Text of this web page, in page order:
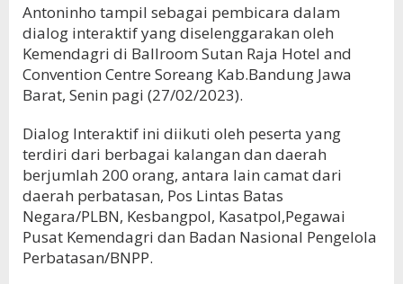
Antoninho tampil sebagai pembicara dalam
dialog interaktif yang diselenggarakan oleh
Kemendagri di Ballroom Sutan Raja Hotel and
Convention Centre Soreang Kab.Bandung Jawa
Barat, Senin pagi (27/02/2023).
Dialog Interaktif ini diikuti oleh peserta yang
terdiri dari berbagai kalangan dan daerah
berjumlah 200 orang, antara lain camat dari
daerah perbatasan, Pos Lintas Batas
Negara/PLBN, Kesbangpol, Kasatpol,Pegawai
Pusat Kemendagri dan Badan Nasional Pengelola
Perbatasan/BNPP.